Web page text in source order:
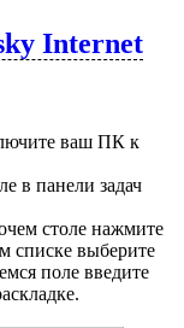
Internet
ваш ПК к
в панели задач
столе нажмите
списке выберите
поле введите